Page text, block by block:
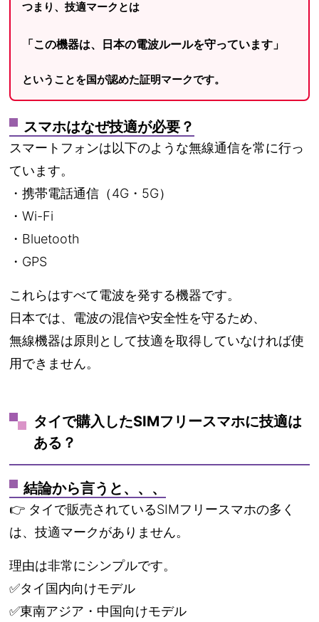
つまり、技適マークとは
「この機器は、日本の電波ルールを守っています」
ということを国が認めた証明マークです。
スマホはなぜ技適が必要？
スマートフォンは以下のような無線通信を常に行っ
ています。
・携帯電話通信（4G・5G）
・Wi-Fi
・Bluetooth
・GPS
これらはすべて電波を発する機器です。
日本では、電波の混信や安全性を守るため、
無線機器は原則として技適を取得していなければ使
用できません。
タイで購入したSIMフリースマホに技適は
ある？
結論から言うと、、、
👉 タイで販売されているSIMフリースマホの多く
は、技適マークがありません。
理由は非常にシンプルです。
✅タイ国内向けモデル
✅東南アジア・中国向けモデル